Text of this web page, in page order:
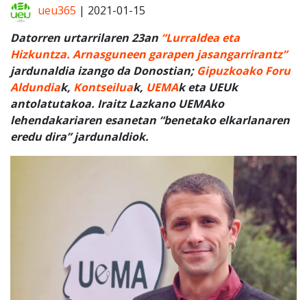
ueu365 | 2021-01-15
Datorren urtarrilaren 23an “Lurraldea eta
Hizkuntza. Arnasguneen garapen jasangarrirantz”
jardunaldia izango da Donostian; Gipuzkoako Foru
Aldundiak, Kontseiluak, UEMAk eta UEUk
antolatutakoa. Iraitz Lazkano UEMAko
lehendakariaren esanetan “benetako elkarlanaren
eredu dira” jardunaldiok.